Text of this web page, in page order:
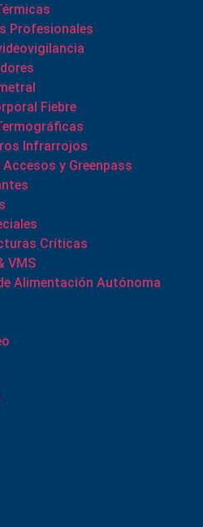
Profesionales
Fiebre
Infrarrojos
y Greenpass
Críticas
VMS
Alimentación Autónoma